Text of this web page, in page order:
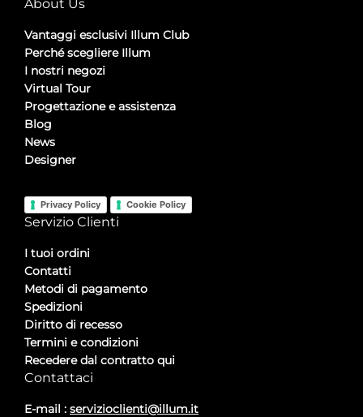
About Us
Vantaggi esclusivi Illum Club
Perché scegliere Illum
I nostri negozi
Virtual Tour
Progettazione e assistenza
Blog
News
Designer
Privacy Policy Cookie Policy
Servizio Clienti
I tuoi ordini
Contatti
Metodi di pagamento
Spedizioni
Diritto di recesso
Termini e condizioni
Recedere dal contratto qui
Contattaci
E-mail : servizioclienti@illum.it